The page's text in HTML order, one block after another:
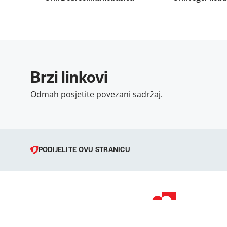
Brzi linkovi
Odmah posjetite povezani sadržaj.
PODIJELITE OVU STRANICU